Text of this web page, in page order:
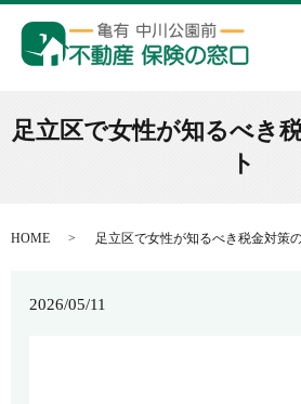
足立区で女性が知るべき
ト
HOME 足立区で女性が知るべき税金対策
2026/05/11